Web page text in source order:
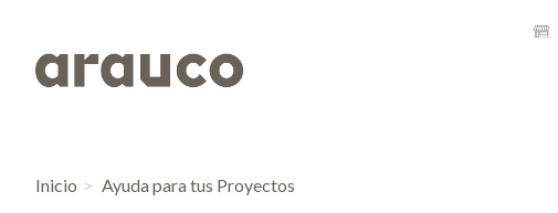
Inicio Ayuda para tus Proyectos